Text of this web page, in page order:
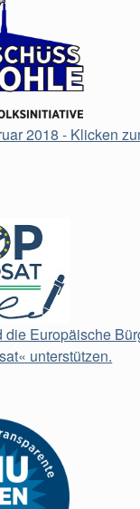
2018 - Klicken
die Europäische
unterstützen.